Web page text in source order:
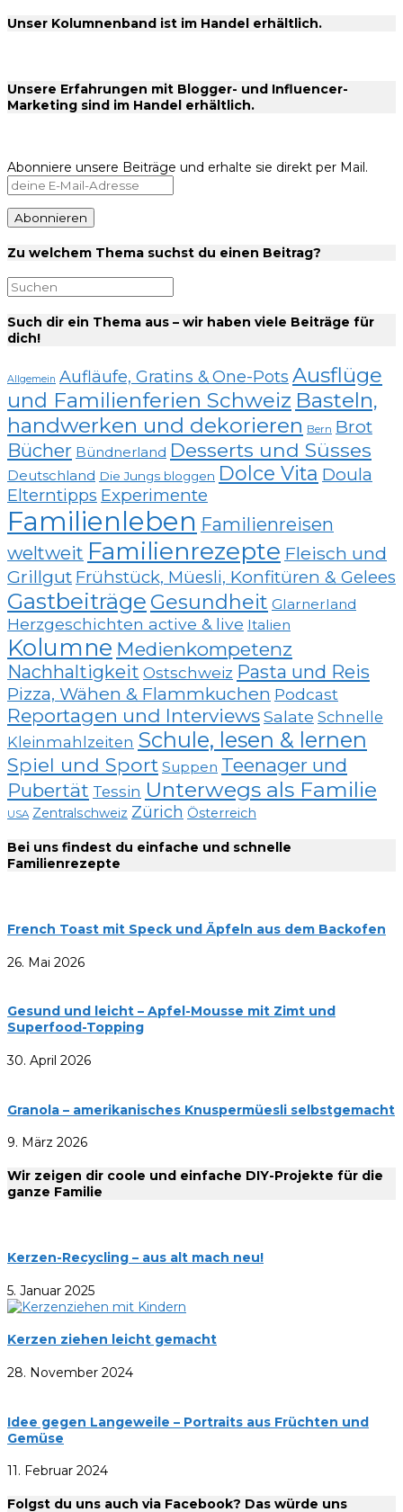
Unser Kolumnenband ist im Handel erhältlich.
Unsere Erfahrungen mit Blogger- und Influencer-
Marketing sind im Handel erhältlich.
Abonniere unsere Beiträge und erhalte sie direkt per Mail.
Zu welchem Thema suchst du einen Beitrag?
Such dir ein Thema aus – wir haben viele Beiträge für
dich!
Allgemein Aufläufe, Gratins & One-Pots Ausflüge
und Familienferien Schweiz Basteln,
handwerken und dekorieren Bern Brot
Bücher Bündnerland Desserts und Süsses
Deutschland Die Jungs bloggen Dolce Vita Doula
Elterntipps Experimente
Familienleben Familienreisen
weltweit Familienrezepte Fleisch und
Grillgut Frühstück, Müesli, Konfitüren & Gelees
Gastbeiträge Gesundheit Glarnerland
Herzgeschichten active & live Italien
Kolumne Medienkompetenz
Nachhaltigkeit Ostschweiz Pasta und Reis
Pizza, Wähen & Flammkuchen Podcast
Reportagen und InterviewsSalate Schnelle
Kleinmahlzeiten Schule, lesen & lernen
Spiel und Sport Suppen Teenager und
Pubertät Tessin Unterwegs als Familie
USA Zentralschweiz Zürich Österreich
Bei uns findest du einfache und schnelle
Familienrezepte
French Toast mit Speck und Äpfeln aus dem Backofen
26. Mai 2026
Gesund und leicht – Apfel-Mousse mit Zimt und
Superfood-Topping
30. April 2026
Granola – amerikanisches Knuspermüesli selbstgemacht
9. März 2026
Wir zeigen dir coole und einfache DIY-Projekte für die
ganze Familie
Kerzen-Recycling – aus alt mach neu!
5. Januar 2025
Kerzen ziehen leicht gemacht
28. November 2024
Idee gegen Langeweile – Portraits aus Früchten und
Gemüse
11. Februar 2024
Folgst du uns auch via Facebook? Das würde uns